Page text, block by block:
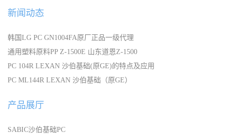
新闻动态
韩国LG PC GN1004FA原厂正品一级代理
通用塑料原料PP Z-1500E 山东道恩Z-1500
PC 104R LEXAN 沙伯基础(原GE)的特点及应用
PC ML144R LEXAN 沙伯基础（原GE）
产品展厅
SABIC沙伯基础PC